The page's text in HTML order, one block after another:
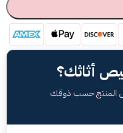
أثاثك؟
المنتج حسب ذوقك